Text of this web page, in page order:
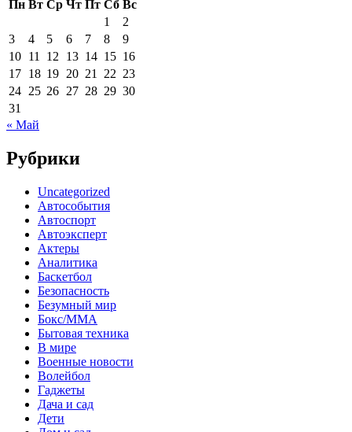
Пн Вт Ср Чт Пт Сб Вс
1
2
3
4 5 6 7 8
9
10 11 12 13 14 15 16
17 18 19 20 21 22 23
24 25 26 27 28 29 30
31
« Май
Рубрики
Uncategorized
Автособытия
Автоспорт
Автоэксперт
Актеры
Аналитика
Баскетбол
Безопасность
Безумный мир
Бокс/MMA
Бытовая техника
В мире
Военные новости
Волейбол
Гаджеты
Дача и сад
Дети